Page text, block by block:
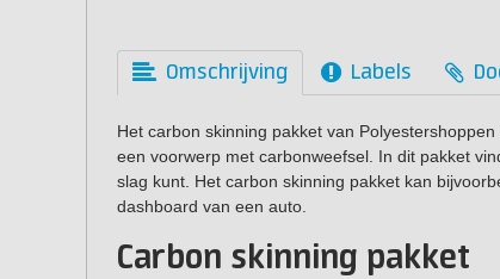
Omschrijving Labels
Het carbon skinning pakket van
een voorwerp met carbonweefsel. In dit pakket
slag kunt. Het carbon skinning pakket kan
dashboard van een auto.
Carbon skinning pakket